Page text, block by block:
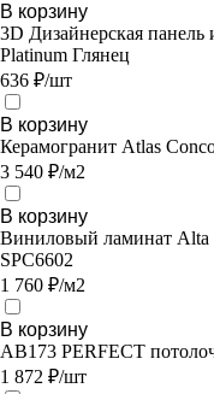
В корзину
3D Дизайнерская
Platinum Глянец
636 ₽/шт
В корзину
Керамогранит Atlas
3 540 ₽/м2
В корзину
Виниловый ламинат Alta
SPC6602
1 760 ₽/м2
В корзину
AB173 PERFECT
1 872 ₽/шт